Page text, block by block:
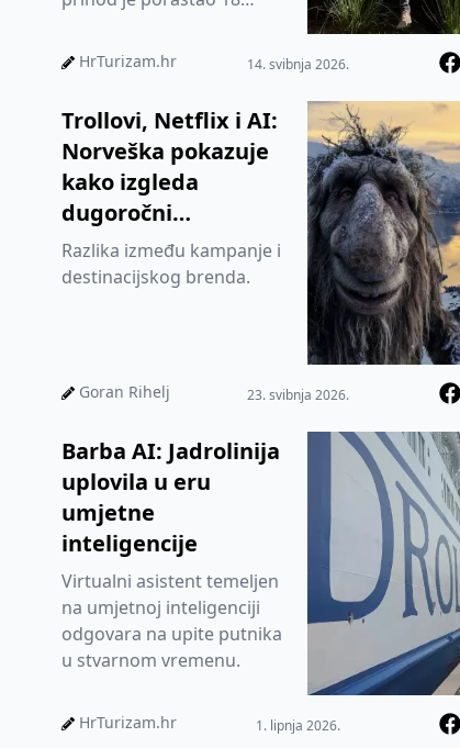
dolara, bruto vrijednost
HrTurizam.hr 14. svibnja 2026.
Trollovi, Netflix i AI:
Norveška pokazuje
kako izgleda
dugoročni
storytelling
Razlika između kampanje i
destinacijskog brenda.
Goran Rihelj 23. svibnja 2026.
Barba AI: Jadrolinija
uplovila u eru
umjetne
inteligencije
Virtualni asistent temeljen
na umjetnoj inteligenciji
odgovara na upite putnika
u stvarnom vremenu.
HrTurizam.hr 1. lipnja 2026.